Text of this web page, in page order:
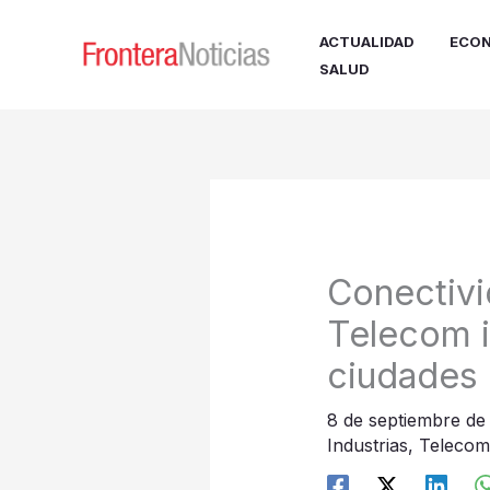
ACTUALIDAD
SALUD
Telecom
ciudades
8 de septiembre
Industrias,